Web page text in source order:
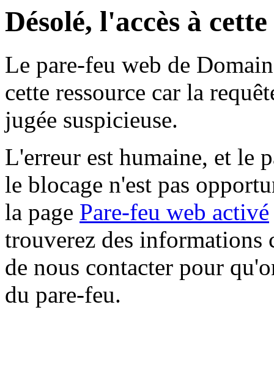
Désolé, l'accès à
Le pare-feu web de
cette ressource car la
jugée suspicieuse.
L'erreur est humaine, et le
le blocage n'est pas
la page Pare-feu web activé
trouverez des informations
de nous contacter pour
du pare-feu.